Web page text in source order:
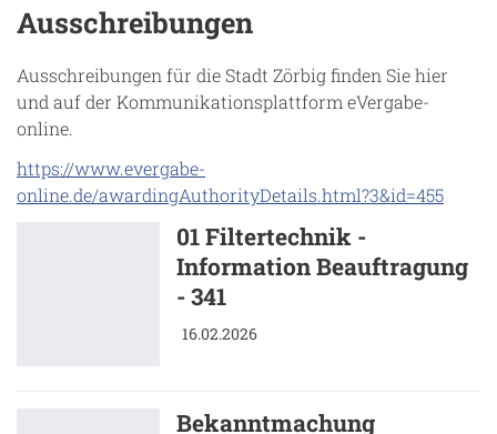
Ausschreibungen
Ausschreibungenfür die Stadt Zörbig finden Sie hier
und auf der Kommunikationsplattform eVergabe-
online.
https://www.evergabe-
online.de/awardingAuthorityDetails.html?3&id=455
01 Filtertechnik -
Information Beauftragung
- 341
16.02.2026
Bekanntmachung